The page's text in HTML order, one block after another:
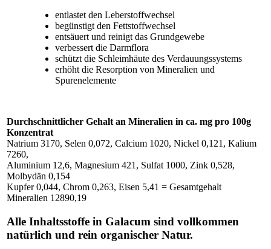
entlastet den Leberstoffwechsel
begünstigt den Fettstoffwechsel
entsäuert und reinigt das Grundgewebe
verbessert die Darmflora
schützt die Schleimhäute des Verdauungssystems
erhöht die Resorption von Mineralien und
Spurenelemente
Durchschnittlicher Gehalt an Mineralien in ca. mg pro 100g
Konzentrat
Natrium 3170, Selen 0,072, Calcium 1020, Nickel 0,121, Kalium
7260,
Aluminium 12,6, Magnesium 421, Sulfat 1000, Zink 0,528,
Molbydän 0,154
Kupfer 0,044, Chrom 0,263, Eisen 5,41 = Gesamtgehalt
Mineralien 12890,19
Alle Inhaltsstoffe in Galacum sind vollkommen
natürlich und rein organischer Natur.